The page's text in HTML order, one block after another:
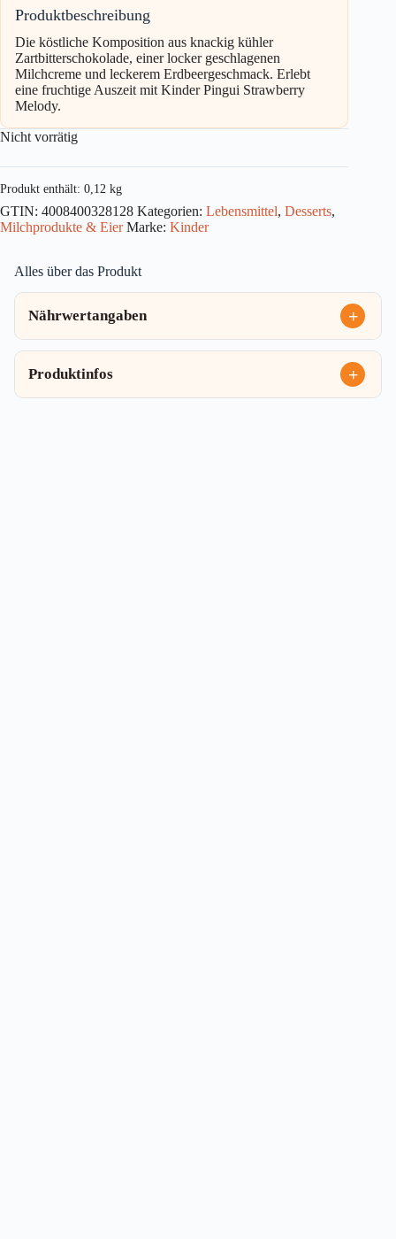
Produktbeschreibung
Die köstliche Komposition aus knackig kühler
Zartbitterschokolade, einer locker geschlagenen
Milchcreme und leckerem Erdbeergeschmack. Erlebt
eine fruchtige Auszeit mit Kinder Pingui Strawberry
Melody.
Nicht vorrätig
Produkt enthält: 0,12 kg
GTIN: 4008400328128 Kategorien: Lebensmittel, Desserts,
Milchprodukte & Eier Marke: Kinder
Alles über das Produkt
Nährwertangaben
Produktinfos